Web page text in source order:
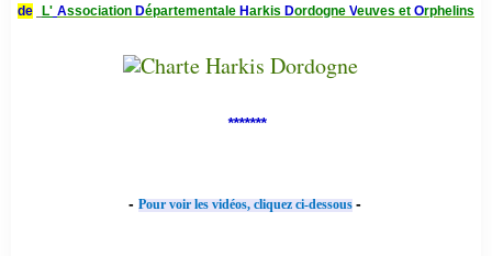
de
L' Association Départementale Harkis Dordogne Veuves et Orphelins
*******
- Pour voir les vidéos, cliquez ci-dessous -